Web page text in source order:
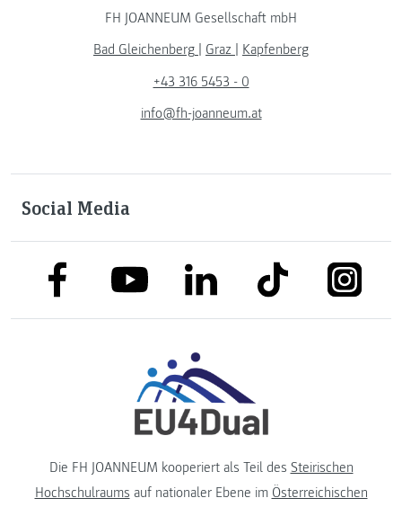
FH JOANNEUM Gesellschaft mbH
Bad Gleichenberg
Graz
Kapfenberg
+43 316 5453 - 0
info@fh-joanneum.at
Social Media
link to facebooklink to youtubelink to linkedinlink to tiktok
Die FH JOANNEUM kooperiert als Teil des Steirischen
Hochschulraums auf nationaler Ebene im Österreichischen